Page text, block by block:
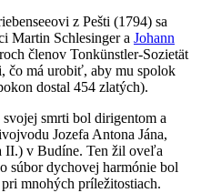
z Pešti (1794) sa
Martin Schlesinger a Johann
členov Tonkünstler-Sozietät
čo má urobiť, aby mu spolok
dostal 454 zlatých).
smrti bol dirigentom a
Jozefa Antona Jána,
II.) v Budíne. Ten žil oveľa
súbor dychovej harmónie bol
mnohých príležitostiach.